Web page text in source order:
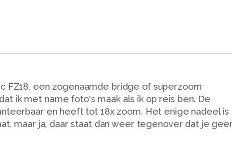
FZ18, een zogenaamde bridge of superzoom
ik met name foto's maak als ik op reis ben. De
en heeft tot 18x zoom. Het enige nadeel is
maar ja, daar staat dan weer tegenover dat je